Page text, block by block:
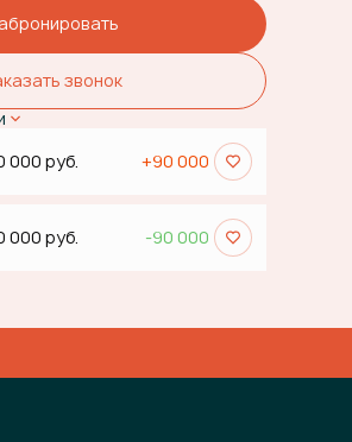
звонок
000 руб. +90 000
000 руб. -90 000